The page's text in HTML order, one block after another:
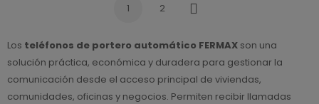
1 2
Siguiente
Los teléfonos de portero automático FERMAX son una
solución práctica, económica y duradera para gestionar la
comunicación desde el acceso principal de viviendas,
comunidades, oficinas y negocios. Permiten recibir llamadas